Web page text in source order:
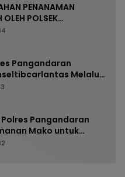
PENANAMAN
POLSEK
DUKUNG PROGRAM
Pangandaran
Melalui
Pagi
Pangandaran
Mako untuk
Personel